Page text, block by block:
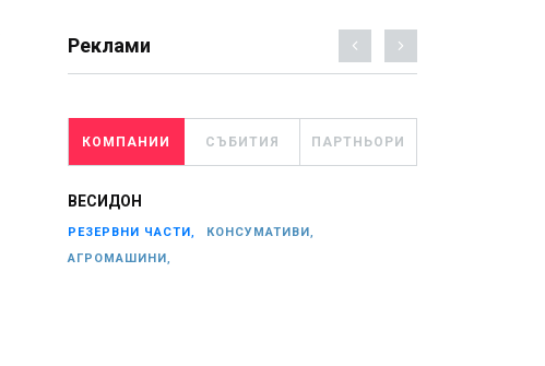
Реклами
КОМПАНИИ СЪБИТИЯ ПАРТНЬОРИ
ВЕСИДОН
РЕЗЕРВНИ ЧАСТИ,
КОНСУМАТИВИ,
АГРОМАШИНИ,